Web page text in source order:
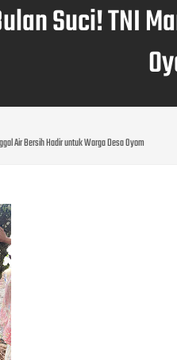
Suci! TNI
Air Bersih Hadir untuk Warga Desa Oyom